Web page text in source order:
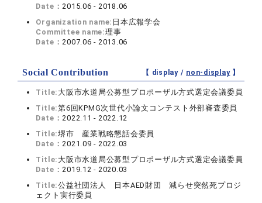
Date：2015.06 - 2018.06
Organization name: 日本広報学会
Committee name:理事
Date：2007.06 - 2013.06
Social Contribution 【 display / non-display】
Title: 大阪市水道局公募型プロポーザル方式選定会議委員
Title:第6回KPMG次世代小論文コンテスト外部審査委員
Date：2022.11 - 2022.12
Title:堺市 産業戦略懇話会委員
Date：2021.09 - 2022.03
Title: 大阪市水道局公募型プロポーザル方式選定会議委員
Date：2019.12 - 2020.03
Title:公益社団法人 日本AED財団 減らせ突然死プロジ
ェクト実行委員